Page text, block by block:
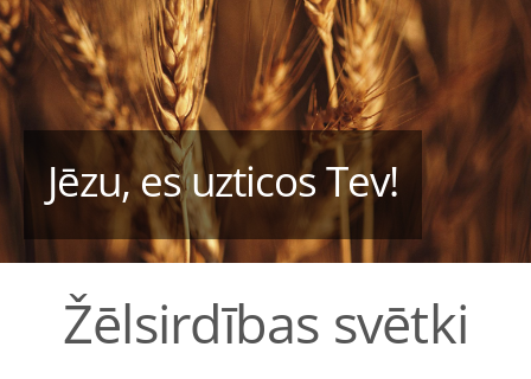
Jēzu, es uzticos Tev!
Žēlsirdības svētki